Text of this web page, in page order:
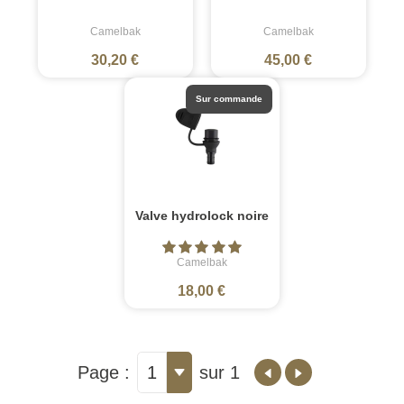
Camelbak
30,20 €
Camelbak
45,00 €
Valve hydrolock noire
Camelbak
18,00 €
Sur commande
Page : 1 sur 1